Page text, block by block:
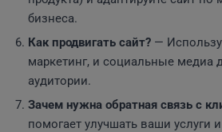
бизнеса.
Как продвигать сайт? —
маркетинг, и социальные медиа
аудитории.
Зачем нужна обратная связь с
помогает улучшать ваши услуги